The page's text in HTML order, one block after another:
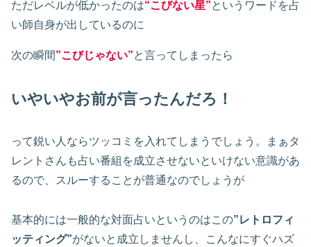
ただレベルが低かったのは“こびない星”というワードを占
い師自身が出しているのに
次の瞬間”こびじゃない”と言ってしまったら
いやいやお前が言ったんだろ！
って鋭い人ならツッコミを入れてしまうでしょう。まぁタ
レントさんも占い番組を成立させないといけない意識があ
るので、スルーすることが普通なのでしょうが
基本的には一般的な対面占いというのはこの”レトロフィ
ッティング”がないと成立しませんし、こんなにすぐハズ